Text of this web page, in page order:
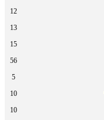
12
13
15
56
5
10
10